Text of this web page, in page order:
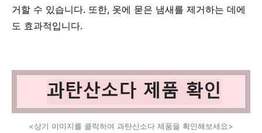
거할 수 있습니다. 또한, 옷에 묻은 냄새를 제거하는 데에
도 효과적입니다.
<상기 이미지를 클릭하여 과탄산소다 제품을 확인해보세요>